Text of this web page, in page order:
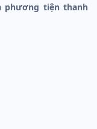
phương tiện thanh